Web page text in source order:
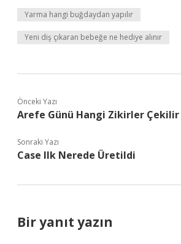
Yarma hangi buğdaydan yapılır
Yeni diş çıkaran bebeğe ne hediye alınır
Önceki Yazı
Arefe Günü Hangi Zikirler Çekilir
Sonraki Yazı
Case Ilk Nerede Üretildi
Bir yanıt yazın